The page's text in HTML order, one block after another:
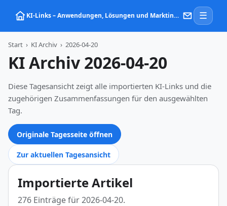
KI‑Links – Anwendungen, Lösungen und Marktinformationen zu Künstlicher Intelligenz ☰
Start › KI Archiv › 2026-04-20
KI Archiv 2026-04-20
Diese Tagesansicht zeigt alle importierten KI-Links und die
zugehörigen Zusammenfassungen für den ausgewählten
Tag.
Originale Tagesseite öffnen
Zur aktuellen Tagesansicht
Importierte Artikel
276 Einträge für 2026-04-20.